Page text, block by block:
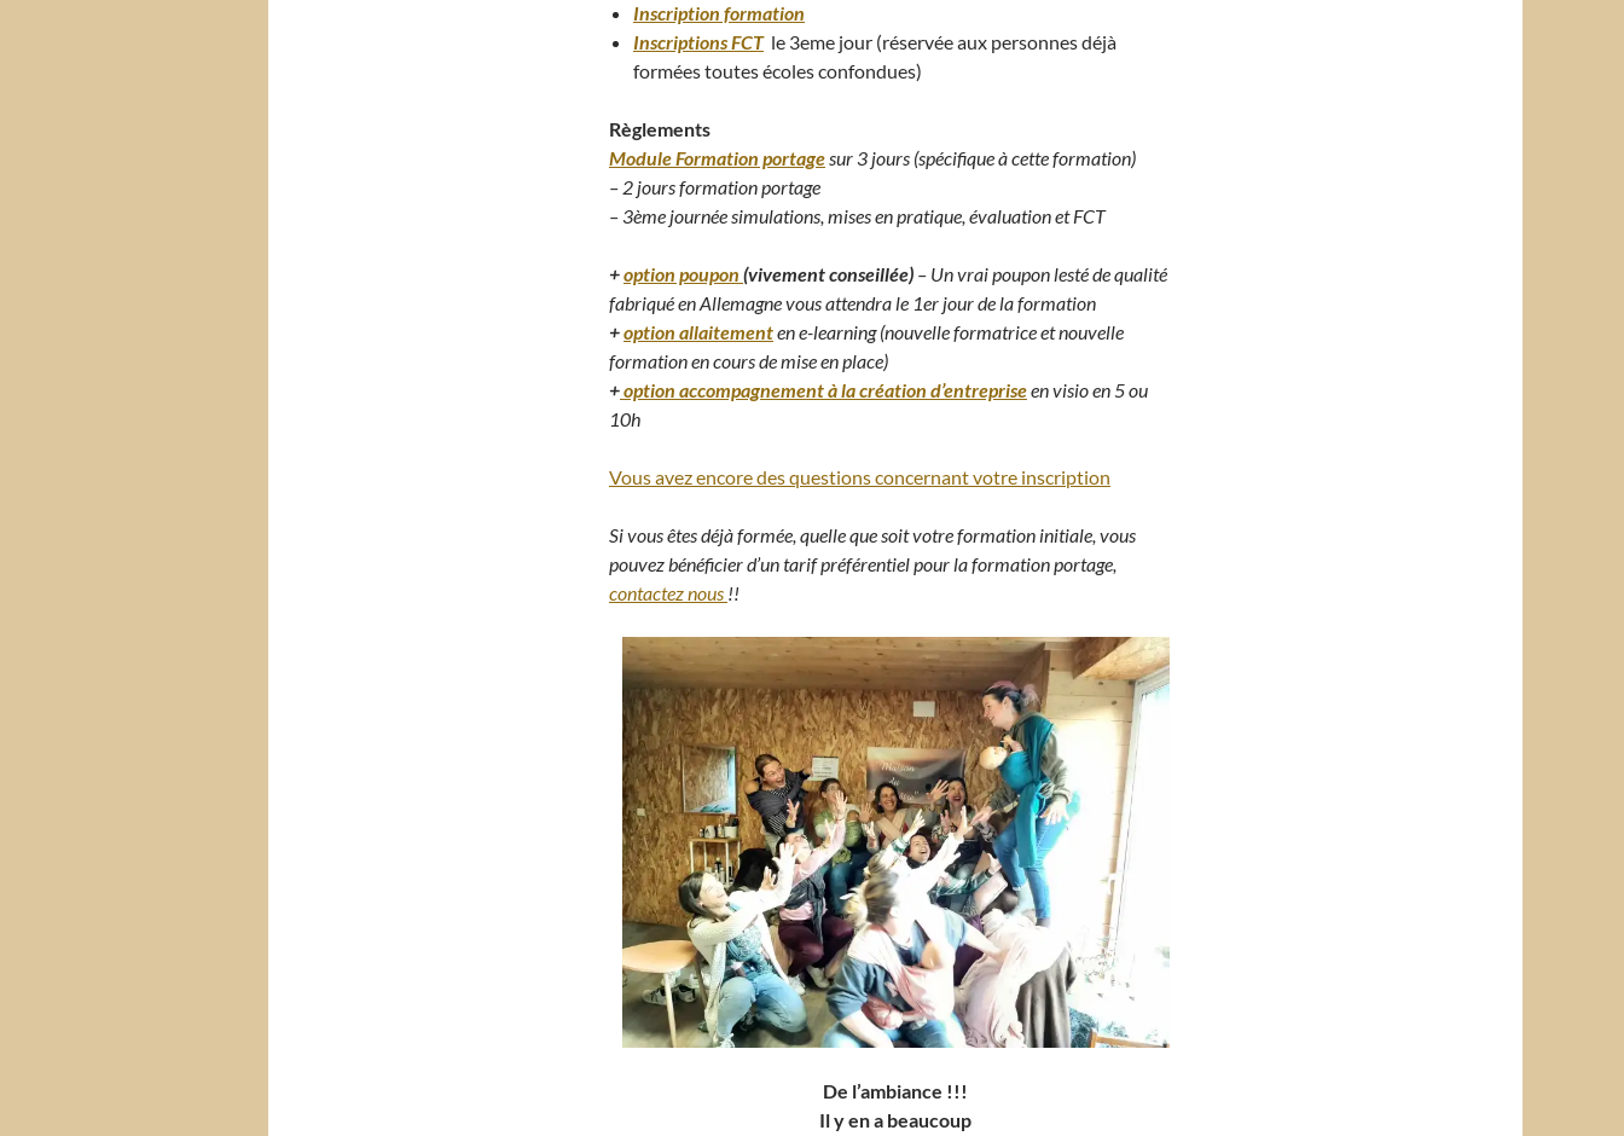
Inscription formation
Inscriptions FCT le 3eme jour (réservée aux personnes déjà
formées toutes écoles confondues)
Règlements
Module Formation portagesur 3 jours (spécifique à cette formation)
– 2 jours formation portage
– 3ème journée simulations, mises en pratique, évaluation et FCT
+option poupon (vivement conseillée) – Un vrai poupon lesté de qualité
fabriqué en Allemagne vous attendra le 1er jour de la formation
+option allaitementen e-learning (nouvelle formatrice et nouvelle
formation en cours de mise en place)
+option accompagnement à la création d’entrepriseen visio en 5 ou
10h
Vous avez encore des questions concernant votre inscription
Si vous êtes déjà formée, quelle que soit votre formation initiale, vous
pouvez bénéficier d’un tarif préférentiel pour la formation portage,
contactez nous !!
De l’ambiance !!!
Il y en a beaucoup